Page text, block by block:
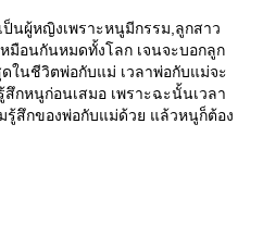
ป็นผู้หญิงเพราะหนูมีกรรม,ลูกสาว
มือนกันหมดทั้งโลก เจนจะบอกลูก
ในชีวิตพ่อกับแม่ เวลาพ่อกับแม่จะ
กหนูก่อนเสมอ เพราะฉะนั้นเวลา
รู้สึกของพ่อกับแม่ด้วย แล้วหนูก็ต้อง